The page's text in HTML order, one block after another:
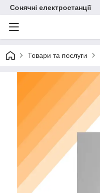
Сонячні електростанції
Товари та послуги